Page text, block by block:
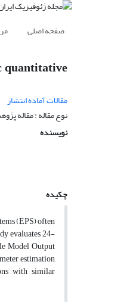
صفحه اصلی
quantitative
مقالات آماده انتشار
نوع مقاله : مقاله
نویسنده
چکیده
(EPS) often
evaluates 24-
Model Output
estimation
with similar